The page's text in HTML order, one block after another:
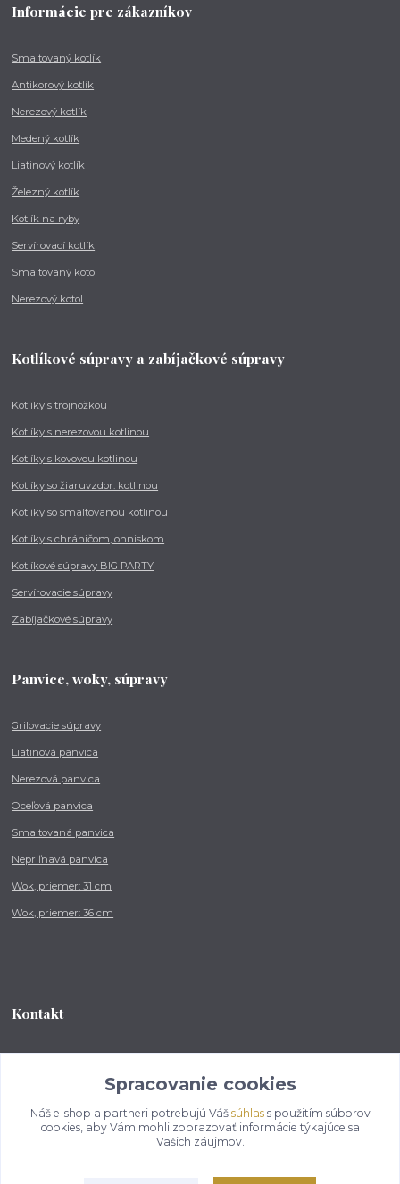
Informácie pre zákazníkov
Smaltovaný kotlík
Antikorový kotlík
Nerezový kotlík
Medený kotlík
Liatinový kotlík
Železný kotlík
Kotlík na ryby
Servírovací kotlík
Smaltovaný kotol
Nerezový kotol
Kotlíkové súpravy a zabíjačkové súpravy
Kotlíky s trojnožkou
Kotlíky s nerezovou kotlinou
Kotlíky s kovovou kotlinou
Kotlíky so žiaruvzdor. kotlinou
Kotlíky so smaltovanou kotlinou
Kotlíky s chráničom, ohniskom
Kotlíkové súpravy BIG PARTY
Servírovacie súpravy
Zabíjačkové súpravy
Panvice, woky, súpravy
Grilovacie súpravy
Liatinová panvica
Nerezová panvica
Oceľová panvica
Smaltovaná panvica
Nepriľnavá panvica
Wok, priemer: 31 cm
Wok, priemer: 36 cm
Kontakt
od 8:00 - do 16:00 hod
info@kotlikovesupravy.sk
Spracovanie cookies
Náš e-shop a partneri potrebujú Váš súhlass použitím súborov
cookies, aby Vám mohli zobrazovať informácie týkajúce sa
Vašich záujmov.